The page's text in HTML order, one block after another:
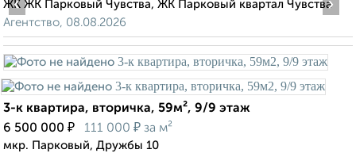
ЖК ЖК Парковый Чувства, ЖК Парковый квартал Чувства
Агентство, 08.08.2026
‹ ›
3-к квартира, вторичка, 59м², 9/9 этаж
6 500 000 ₽ 111 000 ₽ за м²
мкр. Парковый, Дружбы 10